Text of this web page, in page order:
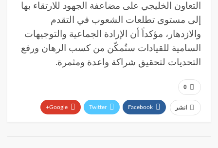
التعاون الخليجي على مضاعفة الجهود للارتقاء بها
إلى مستوى تطلعات الشعوب في التقدم
والازدهار، مؤكداً أن الإرادة الجماعية والتوجيهات
السامية للقيادات ستُمكّن من كسب الرهان ورفع
التحديات لتحقيق شراكة واعدة ومثمرة.
0
انشر Facebook
Twitter
Google+